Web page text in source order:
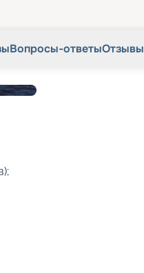
Вопросы-ответыОтзывы